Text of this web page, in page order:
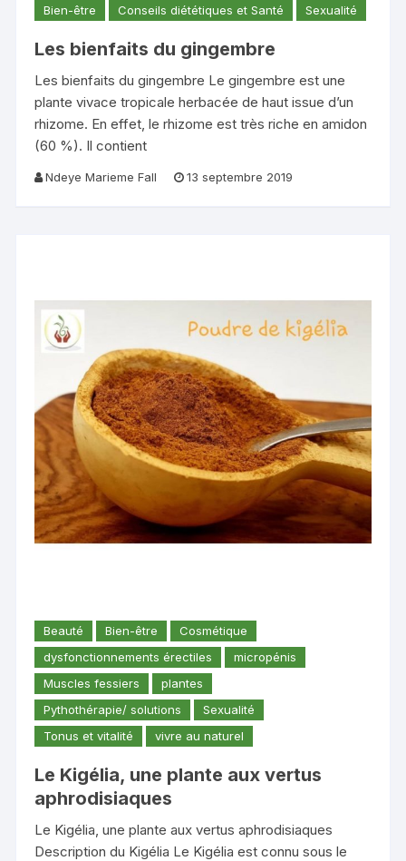
Bien-être Conseils diététiques et Santé Sexualité
Les bienfaits du gingembre
Les bienfaits du gingembre Le gingembre est une
plante vivace tropicale herbacée de haut issue d’un
rhizome. En effet, le rhizome est très riche en amidon
(60 %). Il contient
Ndeye Marieme Fall 13 septembre 2019
Beauté Bien-être
Cosmétique
dysfonctionnements érectiles
micropénis
Muscles fessiers
plantes
Pythothérapie/ solutions
Sexualité
Tonus et vitalité
vivre au naturel
Le Kigélia, une plante aux vertus
aphrodisiaques
Le Kigélia, une plante aux vertus aphrodisiaques
Description du Kigélia Le Kigélia est connu sous le